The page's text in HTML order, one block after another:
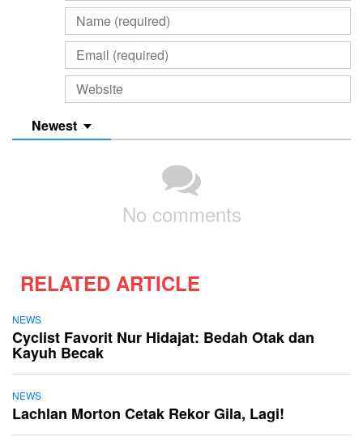
Newest
No comments
RELATED ARTICLE
NEWS
Cyclist Favorit Nur Hidajat: Bedah Otak dan
Kayuh Becak
NEWS
Lachlan Morton Cetak Rekor Gila, Lagi!